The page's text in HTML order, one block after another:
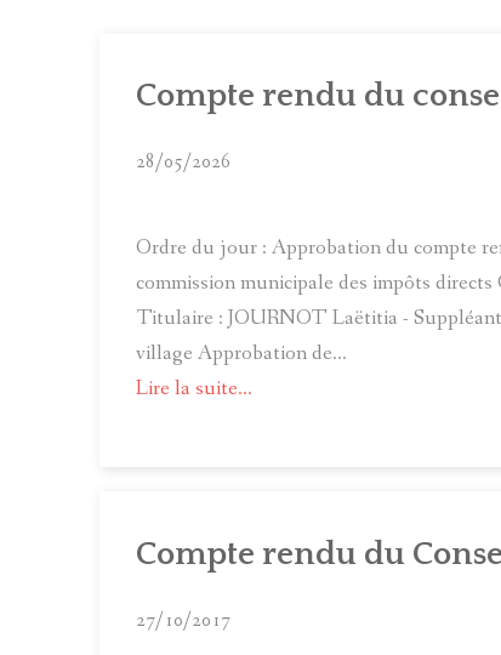
Compte rendu du
28/05/2026
Ordre du jour : Approbation du compte
commission municipale des impôts
Titulaire : JOURNOT Laëtitia -
village Approbation de...
Lire la suite...
Compte rendu du
27/10/2017